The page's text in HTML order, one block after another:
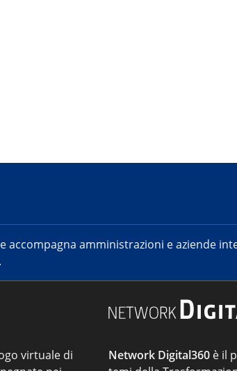
accompagna amministrazioni e aziende
virtuale di
Network Digital360 è il